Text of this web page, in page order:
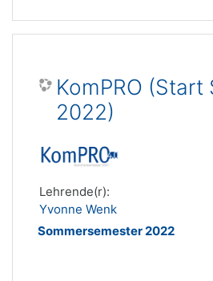
KomPRO (Start
2022)
Lehrende(r):
Yvonne Wenk
Sommersemester 2022